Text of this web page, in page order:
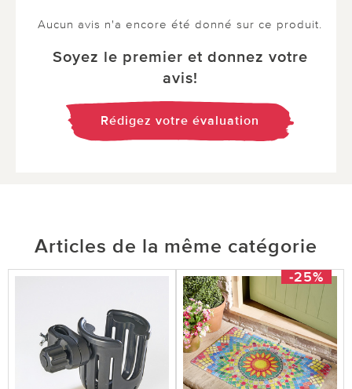
Aucun avis n'a encore été donné sur ce produit.
Soyez le premier et donnez votre
avis!
Rédigez votre évaluation
Articles de la même catégorie
-25%